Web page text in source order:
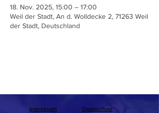
18. Nov. 2025, 15:00 – 17:00
Weil der Stadt, An d. Wolldecke 2, 71263 Weil
der Stadt, Deutschland
Impressum Datenschutz